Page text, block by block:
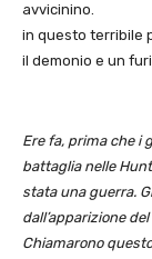
avvicinino.
in questo terribile
il demonio e un
Ere fa, prima che i
battaglia nelle
stata una guerra.
dall’apparizione
Chiamarono